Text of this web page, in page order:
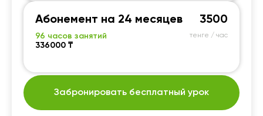
Абонемент на 24 месяцев
96 часов занятий
336000 ₸
3500
тенге / час
Забронировать бесплатный урок